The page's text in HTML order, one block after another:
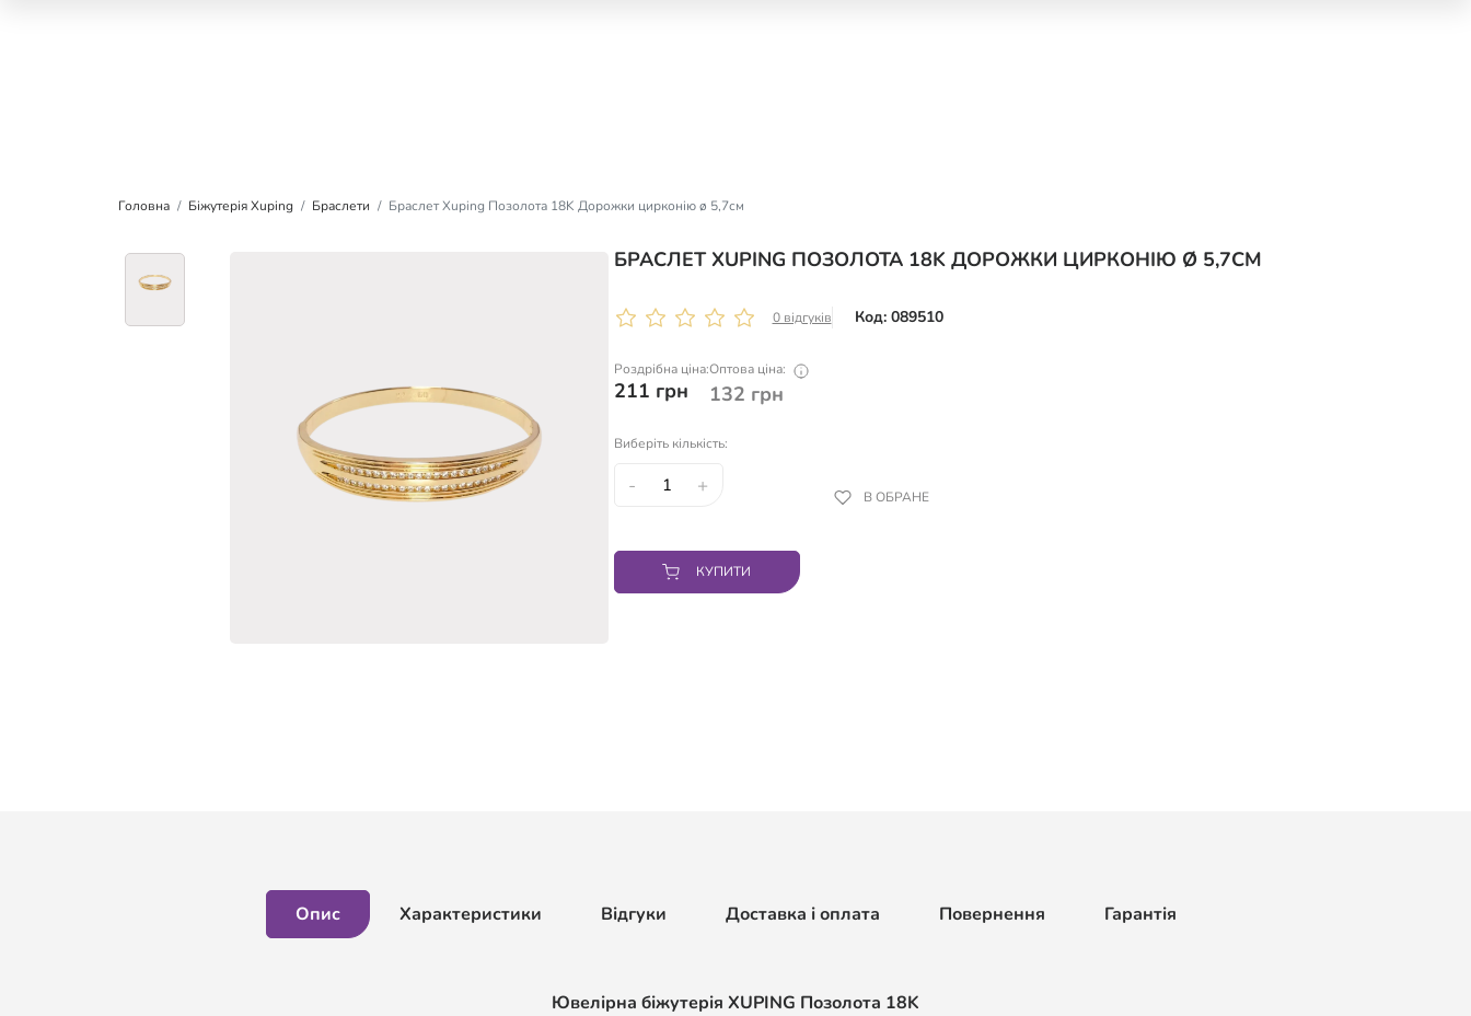
Головна Біжутерія Xuping Браслети Браслет Xuping Позолота 18K Дорожки цирконію ø 5,7см
БРАСЛЕТ XUPING ПОЗОЛОТА 18K ДОРОЖКИ ЦИРКОНІЮ Ø 5,7СМ
0 відгуків Код: 089510
Роздрібна ціна:
211 грн
Оптова ціна:
132 грн
Виберіть кількість:
- + В ОБРАНЕ
КУПИТИ
Опис Характеристики Відгуки Доставка і оплата Повернення Гарантія
Ювелірна біжутерія XUPING Позолота 18K